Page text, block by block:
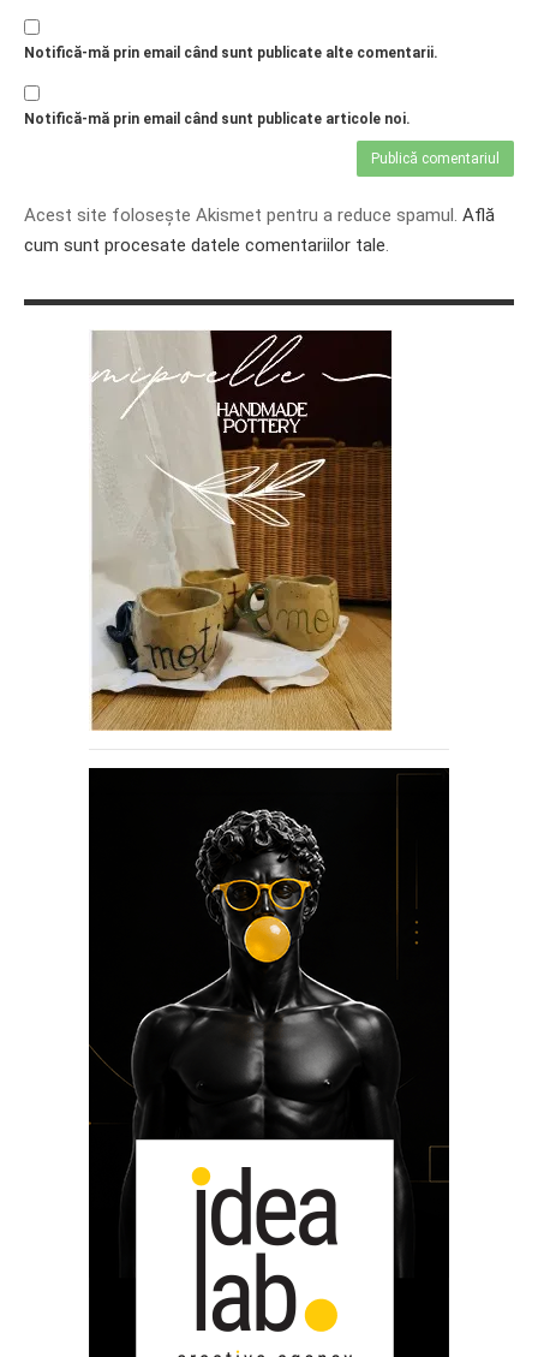
Notifică-mă prin email când sunt publicate alte comentarii.
Notifică-mă prin email când sunt publicate articole noi.
Acest site folosește Akismet pentru a reduce spamul. Află
cum sunt procesate datele comentariilor tale.